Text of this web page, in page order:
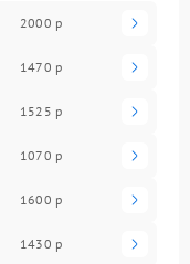
2000 р
1470 р
1525 р
1070 р
1600 р
1430 р